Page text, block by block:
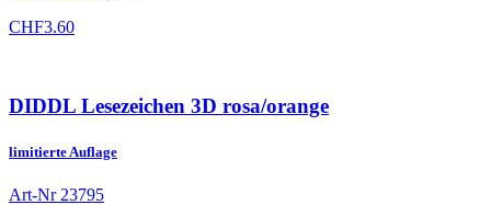
CHF3.60
DIDDL Lesezeichen 3D rosa/orange
limitierte Auflage
Art-Nr 23795